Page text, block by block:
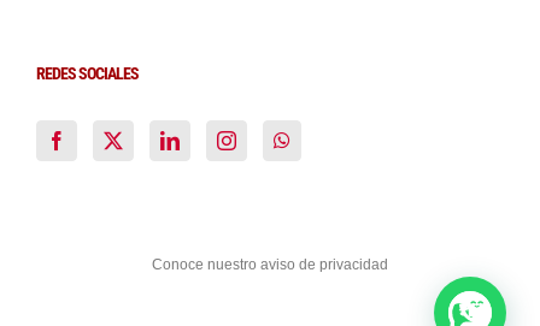
REDES SOCIALES
Conoce nuestro aviso de privacidad